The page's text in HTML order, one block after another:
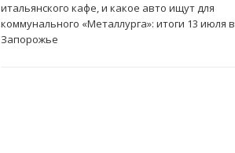
итальянского кафе, и какое авто ищут для
коммунального «Металлурга»: итоги 13 июля в
Запорожье